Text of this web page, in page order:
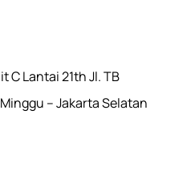
C Lantai 21th Jl. TB
– Jakarta Selatan